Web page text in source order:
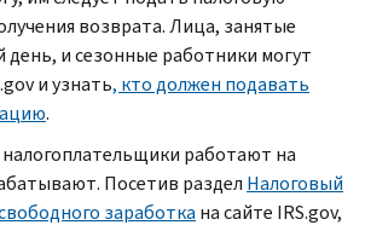
возврата. Лица, занятые
и сезонные работники могут
и узнать, кто должен подавать
.
работают на
Посетив раздел Налоговый
заработка на сайте IRS.gov,